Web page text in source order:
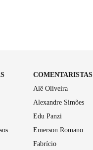
COMENTARISTAS
Alê Oliveira
Alexandre Simões
Edu Panzi
Emerson Romano
Fabrício